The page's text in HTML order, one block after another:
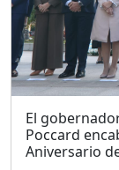
El
Poccard
Aniversario